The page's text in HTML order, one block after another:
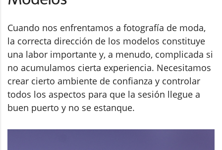
Cuando nos enfrentamos a fotografía de moda,
la correcta dirección de los modelos constituye
una labor importante y, a menudo, complicada si
no acumulamos cierta experiencia. Necesitamos
crear cierto ambiente de confianza y controlar
todos los aspectos para que la sesión llegue a
buen puerto y no se estanque.